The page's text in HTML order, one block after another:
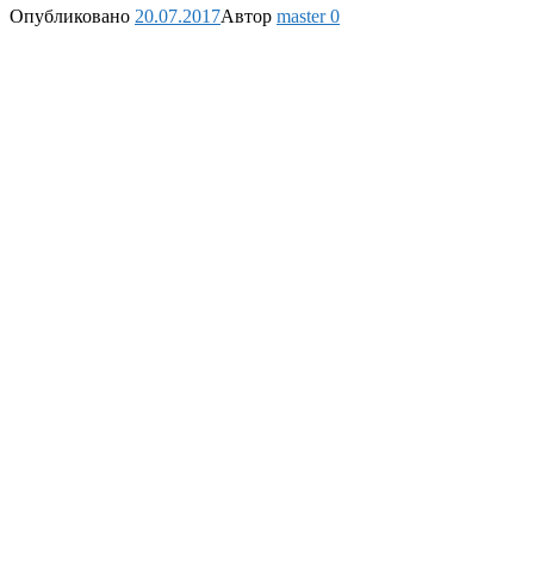
Опубликовано 20.07.2017Автор master0